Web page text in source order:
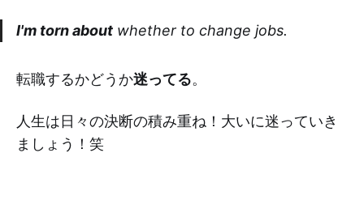
I'm torn about whether to change jobs.
転職するかどうか迷ってる。
人生は日々の決断の積み重ね！大いに迷っていき
ましょう！笑